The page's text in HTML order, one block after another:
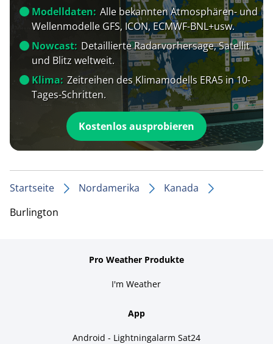
Modelldaten: Alle bekannten Atmosphären- und
Wellenmodelle GFS, ICON, ECMWF-BNL+usw.
Nowcast: Detaillierte Radarvorhersage, Satellit
und Blitz weltweit.
Klima: Zeitreihen des Klimamodells ERA5 in 10-
Tages-Schritten.
Kostenlos ausprobieren
Startseite Nordamerika
Kanada
Burlington
Pro Weather Produkte
I'm Weather
App
Android - Lightningalarm Sat24